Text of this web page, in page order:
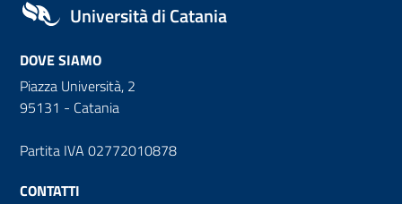
Università di Catania
DOVE SIAMO
Piazza Università, 2
95131 - Catania
Partita IVA 02772010878
CONTATTI